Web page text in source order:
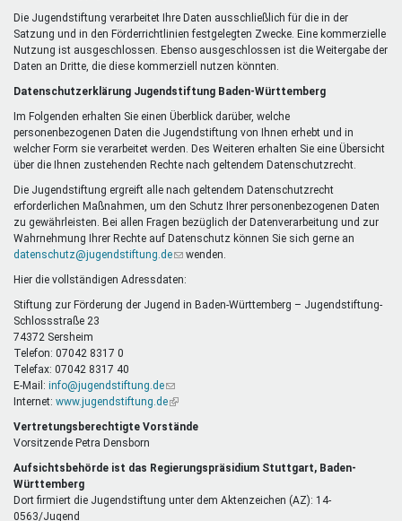
Demokratie & Beteiligung
E-
Mail)
Die Jugendstiftung verarbeitet Ihre Daten ausschließlich für die in der
Satzung und in den Förderrichtlinien festgelegten Zwecke. Eine kommerzielle
Nutzung ist ausgeschlossen. Ebenso ausgeschlossen ist die Weitergabe der
Daten an Dritte, die diese kommerziell nutzen könnten.
Datenschutzerklärung Jugendstiftung Baden-Württemberg
Im Folgenden erhalten Sie einen Überblick darüber, welche
personenbezogenen Daten die Jugendstiftung von Ihnen erhebt und in
welcher Form sie verarbeitet werden. Des Weiteren erhalten Sie eine Übersicht
über die Ihnen zustehenden Rechte nach geltendem Datenschutzrecht.
Die Jugendstiftung ergreift alle nach geltendem Datenschutzrecht
erforderlichen Maßnahmen, um den Schutz Ihrer personenbezogenen Daten
zu gewährleisten. Bei allen Fragen bezüglich der Datenverarbeitung und zur
Wahrnehmung Ihrer Rechte auf Datenschutz können Sie sich gerne an
datenschutz@jugendstiftung.de(Link
E-
Mail)
wenden.
Hier die vollständigen Adressdaten:
Stiftung zur Förderung der Jugend in Baden-Württemberg – Jugendstiftung-
Schlossstraße 23
74372 Sersheim
Telefon: 07042 8317 0
Telefax: 07042 8317 40
E-Mail: info@jugendstiftung.de(Link
sendet
Mail)
Internet: www.jugendstiftung.de(Link
extern)
Vertretungsberechtigte Vorstände
Vorsitzende Petra Densborn
Aufsichtsbehörde ist das Regierungspräsidium Stuttgart, Baden-
Württemberg
Dort firmiert die Jugendstiftung unter dem Aktenzeichen (AZ): 14-
0563/Jugend